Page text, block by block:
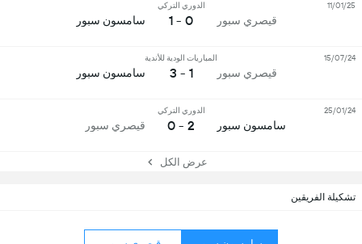
تشكيلة الفريقين
قيصري سبور
الدوري التركي
0 - 1 سامسون سبور
11/01/25
قيصري سبور
المباريات الودية للأندية
1 - 3 سامسون سبور
15/07/24
سامسون سبور
الدوري التركي
2 - 0 قيصري سبور
25/01/24
عرض الكل